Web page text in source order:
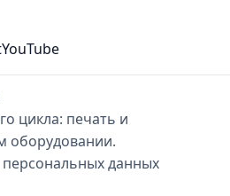
YouTube
цикла: печать и
оборудовании.
данных